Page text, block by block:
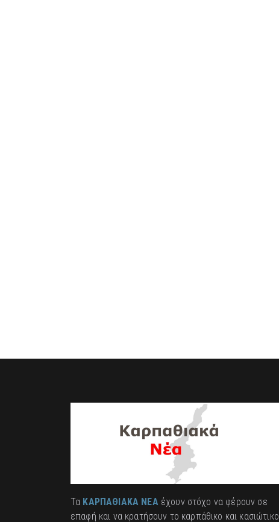
Τα ΚΑΡΠΑΘΙΑΚΑ ΝΕΑέχουν στόχο να φέρουν σε
επαφή και να κρατήσουν το καρπάθικο και κασιώτικο